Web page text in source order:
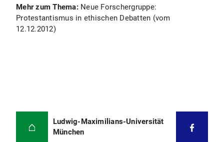
Mehr zum Thema:Neue Forschergruppe:
Protestantismus in ethischen Debatten (vom
12.12.2012)
Ludwig-Maximilians-Universität
München